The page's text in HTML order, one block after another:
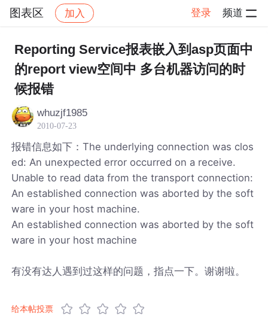
图表区 加入 登录 频道
社区 图表区 帖子详情
Reporting Service报表嵌入到asp页面中
的report view空间中 多台机器访问的时
候报错
whuzjf1985
2010-07-23
报错信息如下：The underlying connection was clos
ed: An unexpected error occurred on a receive.
Unable to read data from the transport connection:
An established connection was aborted by the soft
ware in your host machine.
An established connection was aborted by the soft
ware in your host machine
有没有达人遇到过这样的问题，指点一下。谢谢啦。
给本帖投票